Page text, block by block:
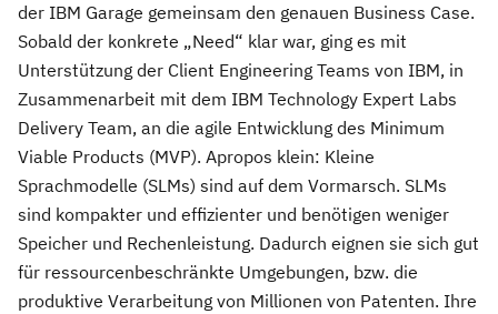
der IBM Garage gemeinsam den genauen Business Case.
Sobald der konkrete „Need“ klar war, ging es mit
Unterstützung der Client Engineering Teams von IBM, in
Zusammenarbeit mit dem IBM Technology Expert Labs
Delivery Team, an die agile Entwicklung des Minimum
Viable Products (MVP). Apropos klein: Kleine
Sprachmodelle (SLMs) sind auf dem Vormarsch. SLMs
sind kompakter und effizienter und benötigen weniger
Speicher und Rechenleistung. Dadurch eignen sie sich gut
für ressourcenbeschränkte Umgebungen, bzw. die
produktive Verarbeitung von Millionen von Patenten. Ihre